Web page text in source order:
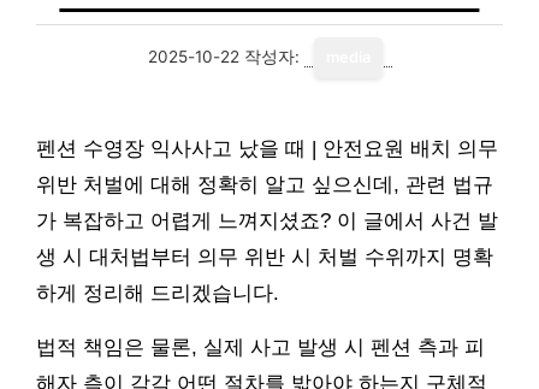
2025-10-22 작성자:
펜션 수영장 익사사고 났을 때 | 안전요원 배치 의무
위반 처벌에 대해 정확히 알고 싶으신데, 관련 법규
가 복잡하고 어렵게 느껴지셨죠? 이 글에서 사건 발
생 시 대처법부터 의무 위반 시 처벌 수위까지 명확
하게 정리해 드리겠습니다.
법적 책임은 물론, 실제 사고 발생 시 펜션 측과 피
해자 측이 각각 어떤 절차를 밟아야 하는지 구체적